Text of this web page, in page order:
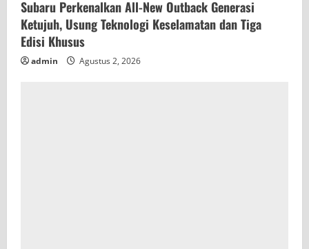
Subaru Perkenalkan All-New Outback Generasi
Ketujuh, Usung Teknologi Keselamatan dan Tiga
Edisi Khusus
admin Agustus 2, 2026